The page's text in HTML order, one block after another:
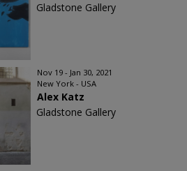
Gladstone Gallery
Nov 19 - Jan 30, 2021
New York - USA
Alex Katz
Gladstone Gallery